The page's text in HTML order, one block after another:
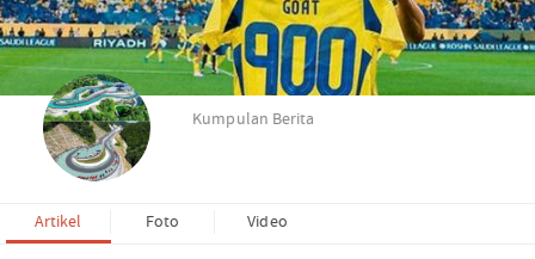
Kumpulan Berita
Artikel Foto Video